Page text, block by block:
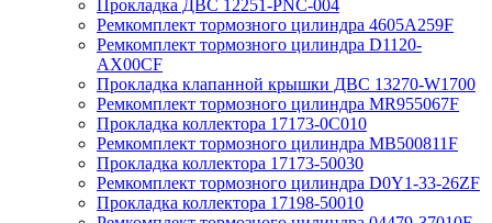
Прокладка ДВС 12251-PNC-004
Ремкомплект тормозного цилиндра 4605A259F
Ремкомплект тормозного цилиндра D1120-
AX00CF
Прокладка клапанной крышки ДВС 13270-W1700
Ремкомплект тормозного цилиндра MR955067F
Прокладка коллектора 17173-0C010
Ремкомплект тормозного цилиндра MB500811F
Прокладка коллектора 17173-50030
Ремкомплект тормозного цилиндра D0Y1-33-26ZF
Прокладка коллектора 17198-50010